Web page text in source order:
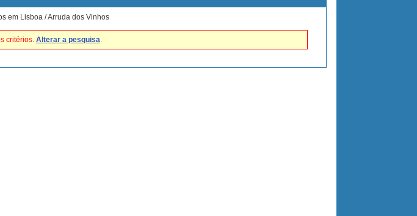
em Lisboa / Arruda dos Vinhos
critérios. Alterar a pesquisa.